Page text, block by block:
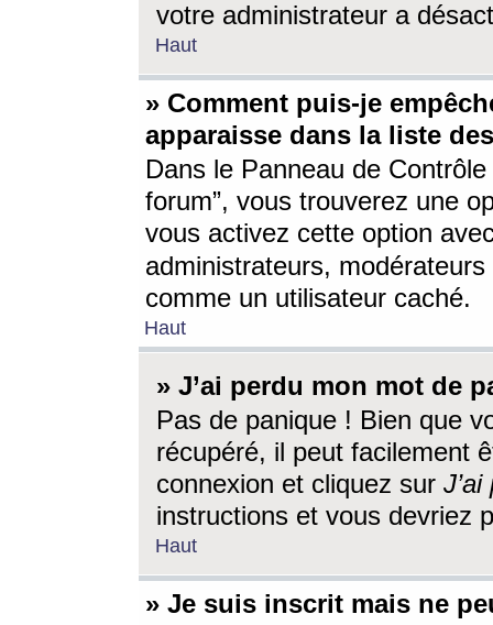
votre administrateur a
Haut
» Comment puis-je
apparaisse dans la liste
Dans le Panneau de
forum”, vous trouverez une
vous activez cette option
administrateurs,
comme un utilisateur caché.
Haut
» J’ai perdu mon mot de
Pas de panique ! Bien que
récupéré, il peut facilement
connexion et cliquez sur
instructions et vous devriez
Haut
» Je suis inscrit mais ne